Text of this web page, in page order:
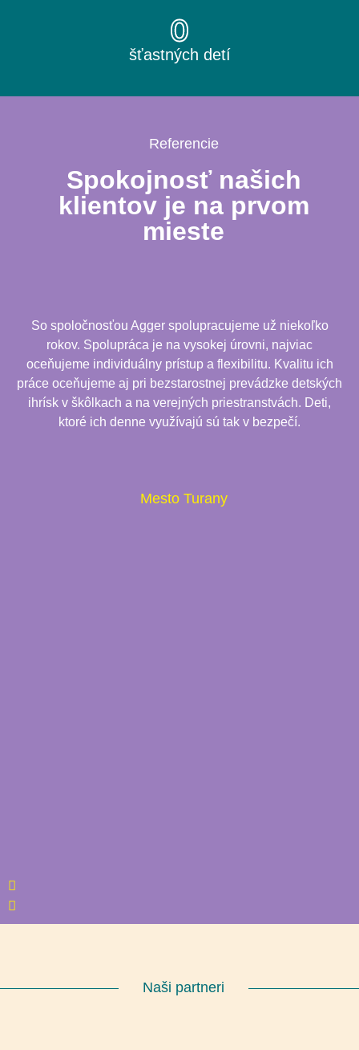
šťastných detí
0
Referencie
Spokojnosť našich
klientov je na prvom
mieste
So spoločnosťou Agger spolupracujeme už niekoľko
rokov. Spolupráca je na vysokej úrovni, najviac
oceňujeme individuálny prístup a flexibilitu. Kvalitu ich
práce oceňujeme aj pri bezstarostnej prevádzke detských
ihrísk v škôlkach a na verejných priestranstvách. Deti,
ktoré ich denne využívajú sú tak v bezpečí.
Mesto Turany
Naši partneri